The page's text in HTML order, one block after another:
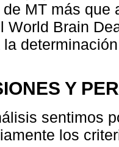
MT más que
World Brain
Y
sentimos
los